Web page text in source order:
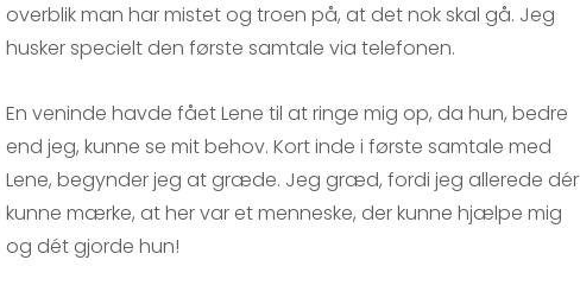
overblik man har mistet og troen på, at det nok skal gå. Jeg
husker specielt den første samtale via telefonen.
En veninde havde fået Lene til at ringe mig op, da hun, bedre
end jeg, kunne se mit behov. Kort inde i første samtale med
Lene, begynder jeg at græde. Jeg græd, fordi jeg allerede dér
kunne mærke, at her var et menneske, der kunne hjælpe mig
og dét gjorde hun!